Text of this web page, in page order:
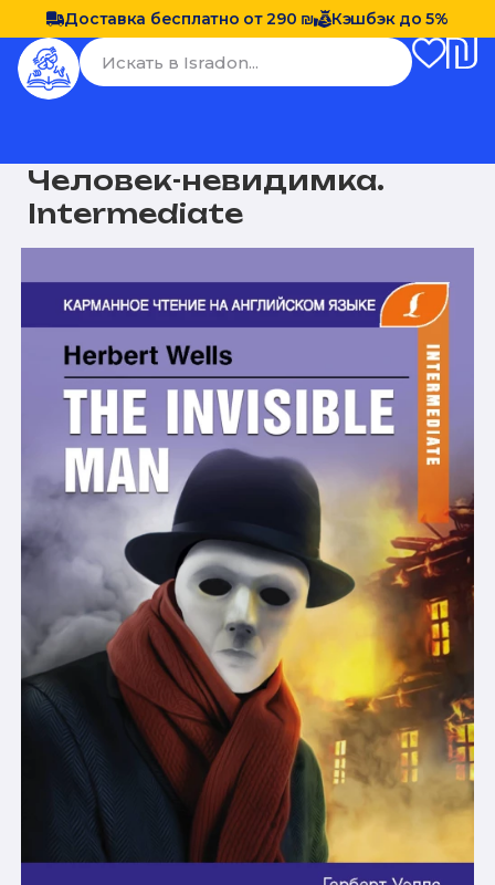
Доставка бесплатно от 290 ₪ Кэшбэк до 5%
Человек-невидимка.
Intermediate